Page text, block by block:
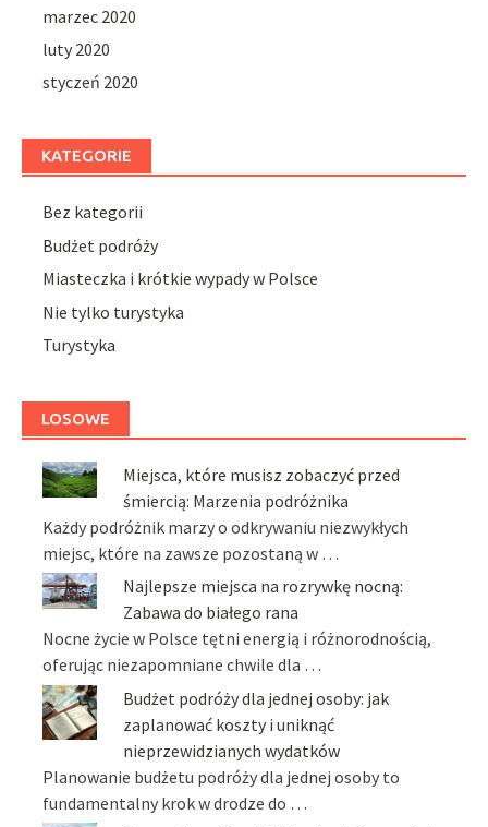
marzec 2020
luty 2020
styczeń 2020
KATEGORIE
Bez kategorii
Budżet podróży
Miasteczka i krótkie wypady w Polsce
Nie tylko turystyka
Turystyka
LOSOWE
Miejsca, które musisz zobaczyć przed
śmiercią: Marzenia podróżnika
Każdy podróżnik marzy o odkrywaniu niezwykłych
miejsc, które na zawsze pozostaną w …
Najlepsze miejsca na rozrywkę nocną:
Zabawa do białego rana
Nocne życie w Polsce tętni energią i różnorodnością,
oferując niezapomniane chwile dla …
Budżet podróży dla jednej osoby: jak
zaplanować koszty i uniknąć
nieprzewidzianych wydatków
Planowanie budżetu podróży dla jednej osoby to
fundamentalny krok w drodze do …